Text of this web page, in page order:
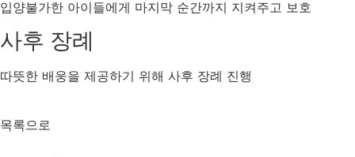
입양불가한 아이들에게 마지막 순간까지 지켜주고 보호
사후 장례
따뜻한 배웅을 제공하기 위해 사후 장례 진행
목록으로